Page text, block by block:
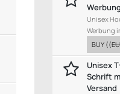
Unisex
Werbung
BUY ((
Unisex
Schrift
Versand